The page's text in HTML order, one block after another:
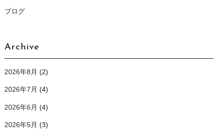
ブログ
Archive
2026年8月 (2)
2026年7月 (4)
2026年6月 (4)
2026年5月 (3)